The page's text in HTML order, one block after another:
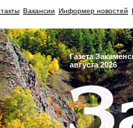
Вакансии Информер новостей
Газета
августа 2026